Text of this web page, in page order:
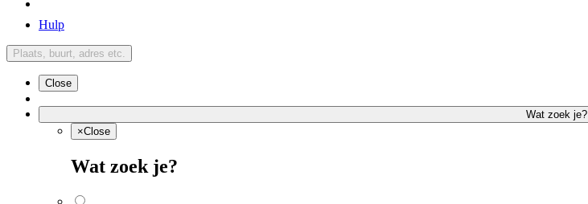
Hulp
Plaats, buurt, adres etc.
Close
Wat zoek je?
×Close
Wat zoek je?